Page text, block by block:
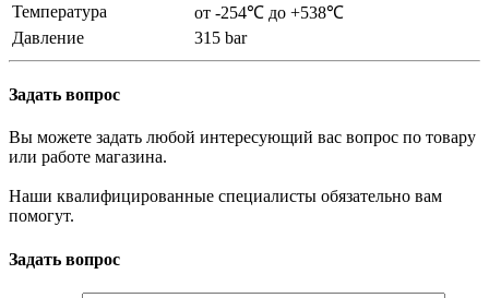
Температура
от -254℃ до +538℃
Давление
315 bar
Задать вопрос
Вы можете задать любой интересующий вас вопрос по товару
или работе магазина.
Наши квалифицированные специалисты обязательно вам
помогут.
Задать вопрос